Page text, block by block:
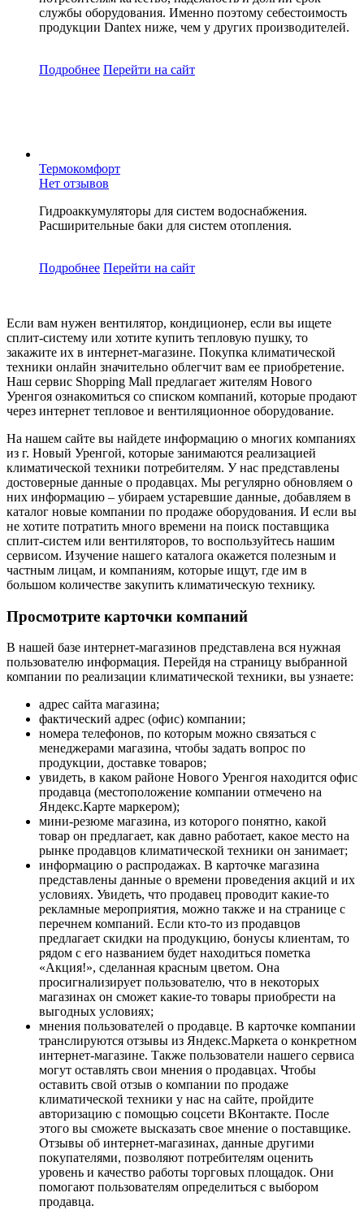
службы оборудования. Именно поэтому себестоимость
продукции Dantex ниже, чем у других производителей.
Подробнее Перейти на сайт
Термокомфорт
Нет отзывов
Гидроаккумуляторы для систем водоснабжения.
Расширительные баки для систем отопления.
Подробнее Перейти на сайт
Если вам нужен вентилятор, кондиционер, если вы ищете
сплит-систему или хотите купить тепловую пушку, то
закажите их в интернет-магазине. Покупка климатической
техники онлайн значительно облегчит вам ее приобретение.
Наш сервис Shopping Mall предлагает жителям Нового
Уренгоя ознакомиться со списком компаний, которые продают
через интернет тепловое и вентиляционное оборудование.
На нашем сайте вы найдете информацию о многих компаниях
из г. Новый Уренгой, которые занимаются реализацией
климатической техники потребителям. У нас представлены
достоверные данные о продавцах. Мы регулярно обновляем о
них информацию – убираем устаревшие данные, добавляем в
каталог новые компании по продаже оборудования. И если вы
не хотите потратить много времени на поиск поставщика
сплит-систем или вентиляторов, то воспользуйтесь нашим
сервисом. Изучение нашего каталога окажется полезным и
частным лицам, и компаниям, которые ищут, где им в
большом количестве закупить климатическую технику.
Просмотрите карточки компаний
В нашей базе интернет-магазинов представлена вся нужная
пользователю информация. Перейдя на страницу выбранной
компании по реализации климатической техники, вы узнаете:
адрес сайта магазина;
фактический адрес (офис) компании;
номера телефонов, по которым можно связаться с
менеджерами магазина, чтобы задать вопрос по
продукции, доставке товаров;
увидеть, в каком районе Нового Уренгоя находится офис
продавца (местоположение компании отмечено на
Яндекс.Карте маркером);
мини-резюме магазина, из которого понятно, какой
товар он предлагает, как давно работает, какое место на
рынке продавцов климатической техники он занимает;
информацию о распродажах. В карточке магазина
представлены данные о времени проведения акций и их
условиях. Увидеть, что продавец проводит какие-то
рекламные мероприятия, можно также и на странице с
перечнем компаний. Если кто-то из продавцов
предлагает скидки на продукцию, бонусы клиентам, то
рядом с его названием будет находиться пометка
«Акция!», сделанная красным цветом. Она
просигнализирует пользователю, что в некоторых
магазинах он сможет какие-то товары приобрести на
выгодных условиях;
мнения пользователей о продавце. В карточке компании
транслируются отзывы из Яндекс.Маркета о конкретном
интернет-магазине. Также пользователи нашего сервиса
могут оставлять свои мнения о продавцах. Чтобы
оставить свой отзыв о компании по продаже
климатической техники у нас на сайте, пройдите
авторизацию с помощью соцсети ВКонтакте. После
этого вы сможете высказать свое мнение о поставщике.
Отзывы об интернет-магазинах, данные другими
покупателями, позволяют потребителям оценить
уровень и качество работы торговых площадок. Они
помогают пользователям определиться с выбором
продавца.